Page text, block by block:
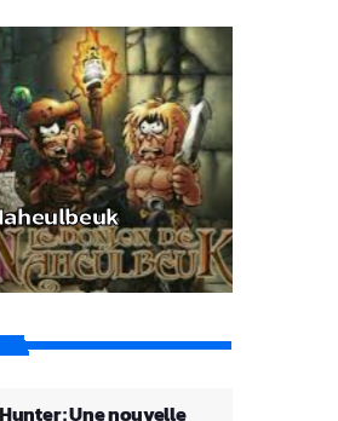
: Une nouvelle